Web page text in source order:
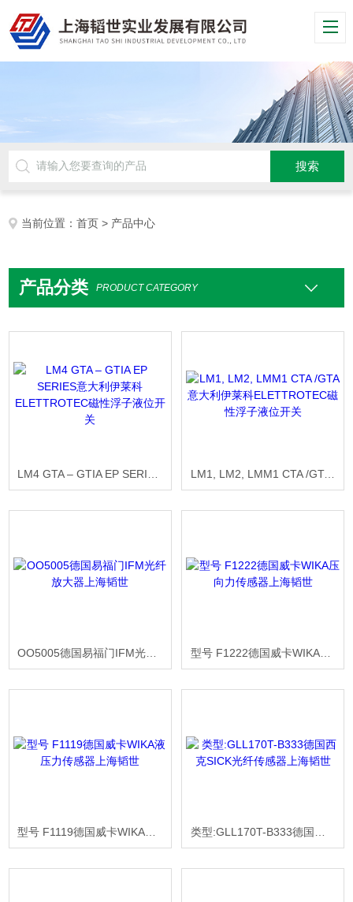
当前位置：首页 > 产品中心
产品分类 PRODUCT CATEGORY
LM4 GTA – GTIA EP SERIES意大利伊莱科ELETTROTEC磁性浮子液位开关 LM1, LM2, LMM1 CTA /GTA意大利伊莱科ELETTROTEC磁性浮子液位开关
OO5005德国易福门IFM光纤放大器上海韬世 型号 F1222德国威卡WIKA压向力传感器上海韬世
型号 F1119德国威卡WIKA液压力传感器上海韬世 类型:GLL170T-B333德国西克SICK光纤传感器上海韬世